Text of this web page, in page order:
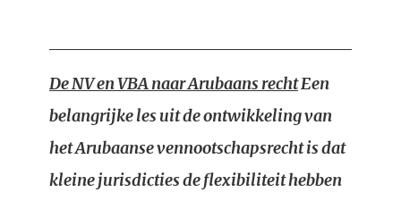
De NV en VBA naar Arubaans rechtEen
belangrijke les uit de ontwikkeling van
het Arubaanse vennootschapsrecht is dat
kleine jurisdicties de flexibiliteit hebben